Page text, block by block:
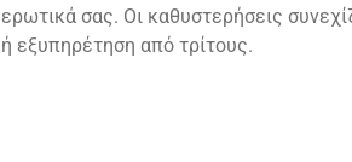
ερωτικά σας. Οι καθυστερήσεις
ή εξυπηρέτηση από τρίτους.